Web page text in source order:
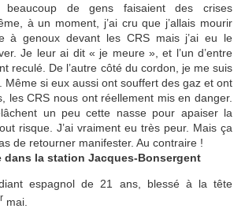
de gens faisaient des crises
à un moment, j’ai cru que j’allais mourir
à genoux devant les CRS mais j’ai eu le
Je leur ai dit « je meure », et l’un d’entre
reculé. De l’autre côté du cordon, je me suis
Même si eux aussi ont souffert des gaz et ont
les CRS nous ont réellement mis en danger.
un peu cette nasse pour apaiser la
risque. J’ai vraiment eu très peur. Mais ça
de retourner manifester. Au contraire !
dans la station Jacques-Bonsergent
espagnol de 21 ans, blessé à la tête
mai.